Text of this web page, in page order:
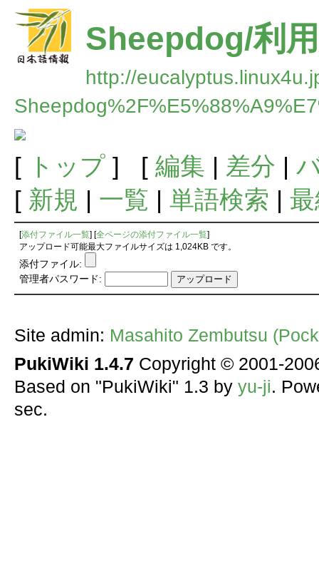
Sheepdog/利
http://
[ トップ] [ 編集 | 差分 |
[ 新規 | 一覧 | 単語検索 |
添付ファイル一覧 全ページの添付ファイル一覧
アップロード可能最大ファイルサイズは 1,024KB です。
添付ファイル:
管理者パスワード:
Site admin: Masahito Zembutsu
PukiWiki 1.4.7 Copyright © 2001-
Based on "PukiWiki" 1.3 by yu-ji.
sec.